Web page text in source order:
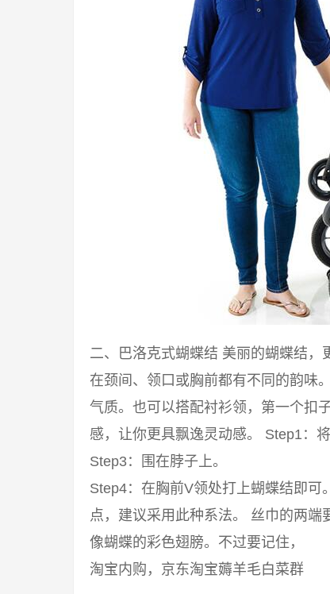
二、巴洛克式蝴蝶结 美丽的蝴蝶结
在颈间、领口或胸前都有不同的韵味
气质。也可以搭配衬衫领，第一个扣
感，让你更具飘逸灵动感。 Step1：
Step3：围在脖子上。
Step4：在胸前V领处打上蝴蝶结即
点，建议采用此种系法。 丝巾的两
像蝴蝶的彩色翅膀。不过要记住，
淘宝内购，京东淘宝薅羊毛白菜群